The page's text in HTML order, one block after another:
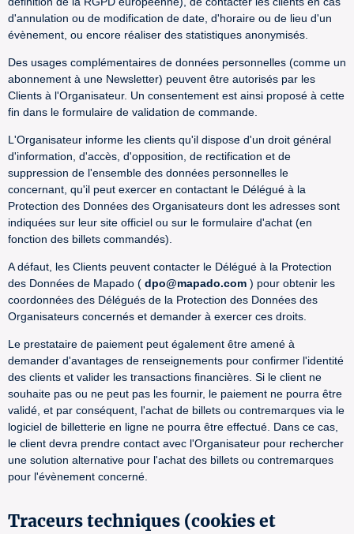
d'annulation ou de modification de date, d'horaire ou de lieu d'un
évènement, ou encore réaliser des statistiques anonymisés.
Des usages complémentaires de données personnelles (comme un
abonnement à une Newsletter) peuvent être autorisés par les
Clients à l'Organisateur. Un consentement est ainsi proposé à cette
fin dans le formulaire de validation de commande.
L'Organisateur informe les clients qu'il dispose d'un droit général
d'information, d'accès, d'opposition, de rectification et de
suppression de l'ensemble des données personnelles le
concernant, qu'il peut exercer en contactant le Délégué à la
Protection des Données des Organisateurs dont les adresses sont
indiquées sur leur site officiel ou sur le formulaire d'achat (en
fonction des billets commandés).
A défaut, les Clients peuvent contacter le Délégué à la Protection
des Données de Mapado ( dpo@mapado.com ) pour obtenir les
coordonnées des Délégués de la Protection des Données des
Organisateurs concernés et demander à exercer ces droits.
Le prestataire de paiement peut également être amené à
demander d'avantages de renseignements pour confirmer l'identité
des clients et valider les transactions financières. Si le client ne
souhaite pas ou ne peut pas les fournir, le paiement ne pourra être
validé, et par conséquent, l'achat de billets ou contremarques via le
logiciel de billetterie en ligne ne pourra être effectué. Dans ce cas,
le client devra prendre contact avec l'Organisateur pour rechercher
une solution alternative pour l'achat des billets ou contremarques
pour l'évènement concerné.
Traceurs techniques (cookies et